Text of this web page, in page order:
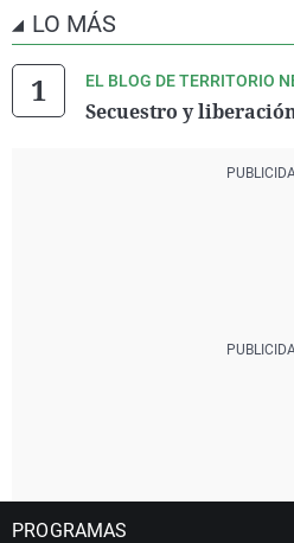
LO MÁS
EL BLOG DE TERRITORIO
Secuestro y
PROGRAMAS